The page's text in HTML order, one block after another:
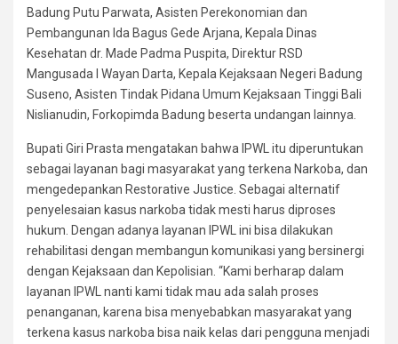
Badung Putu Parwata, Asisten Perekonomian dan
Pembangunan Ida Bagus Gede Arjana, Kepala Dinas
Kesehatan dr. Made Padma Puspita, Direktur RSD
Mangusada I Wayan Darta, Kepala Kejaksaan Negeri Badung
Suseno, Asisten Tindak Pidana Umum Kejaksaan Tinggi Bali
Nislianudin, Forkopimda Badung beserta undangan lainnya.
Bupati Giri Prasta mengatakan bahwa IPWL itu diperuntukan
sebagai layanan bagi masyarakat yang terkena Narkoba, dan
mengedepankan Restorative Justice. Sebagai alternatif
penyelesaian kasus narkoba tidak mesti harus diproses
hukum. Dengan adanya layanan IPWL ini bisa dilakukan
rehabilitasi dengan membangun komunikasi yang bersinergi
dengan Kejaksaan dan Kepolisian. “Kami berharap dalam
layanan IPWL nanti kami tidak mau ada salah proses
penanganan, karena bisa menyebabkan masyarakat yang
terkena kasus narkoba bisa naik kelas dari pengguna menjadi